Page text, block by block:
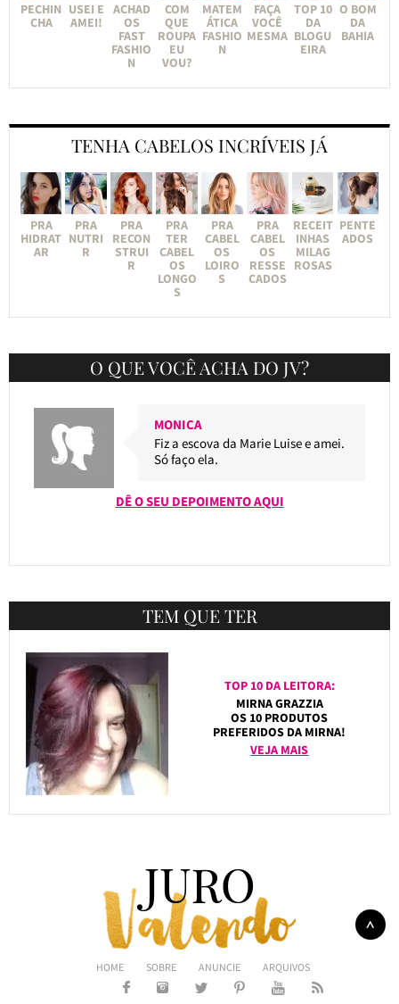
PECHIN
CHA
USEI E
AMEI!
ACHAD
OS
FAST
FASHIO
N
COM
QUE
ROUPA
EU
VOU?
MATEM
ÁTICA
FASHIO
N
FAÇA
VOCÊ
MESMA
TOP 10
DA
BLOGU
EIRA
O BOM
DA
BAHIA
TENHA CABELOS INCRÍVEIS JÁ
PRA
HIDRAT
AR
PRA
NUTRI
R
PRA
RECON
STRUI
R
PRA
TER
CABEL
OS
LONGO
S
PRA
CABEL
OS
LOIRO
S
PRA
CABEL
OS
RESSE
CADOS
RECEIT
INHAS
MILAG
ROSAS
PENTE
ADOS
O QUE VOCÊ ACHA DO JV?
MONICA
Fiz a escova da Marie Luise e amei.
Só faço ela.
DÊ O SEU DEPOIMENTO AQUI
TEM QUE TER
TOP 10 DA LEITORA:
MIRNA GRAZZIA
OS 10 PRODUTOS
PREFERIDOS DA MIRNA!
VEJA MAIS
HOME SOBRE ANUNCIE ARQUIVOS